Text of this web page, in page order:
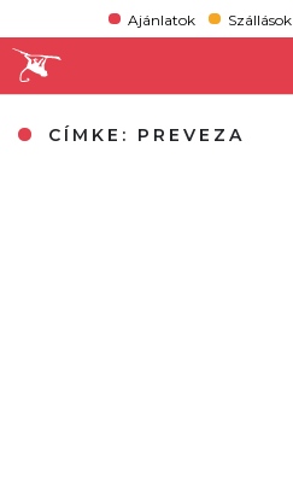
Ajánlatok Szállások
CÍMKE: PREVEZA